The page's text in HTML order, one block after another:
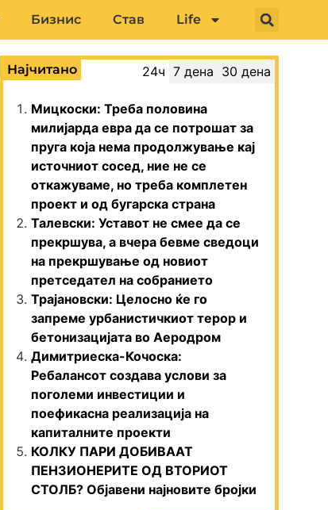
Бизнис Став Life
Најчитано 24ч 7 дена 30 дена
Мицкоски: Треба половина
милијарда евра да се потрошат за
пруга која нема продолжување кај
источниот сосед, ние не се
откажуваме, но треба комплетен
проект и од бугарска страна
Талевски: Уставот не смее да се
прекршува, а вчера бевме сведоци
на прекршување од новиот
претседател на собранието
Трајановски: Целосно ќе го
запреме урбанистичкиот терор и
бетонизацијата во Аеродром
Димитриеска-Кочоска:
Ребалансот создава услови за
поголеми инвестиции и
поефикасна реализација на
капиталните проекти
КОЛКУ ПАРИ ДОБИВААТ
ПЕНЗИОНЕРИТЕ ОД ВТОРИОТ
СТОЛБ? Објавени најновите бројки